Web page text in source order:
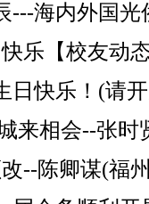
---海内外国
乐【校友动
日快乐！(请
来相会--张
--陈卿谋(福